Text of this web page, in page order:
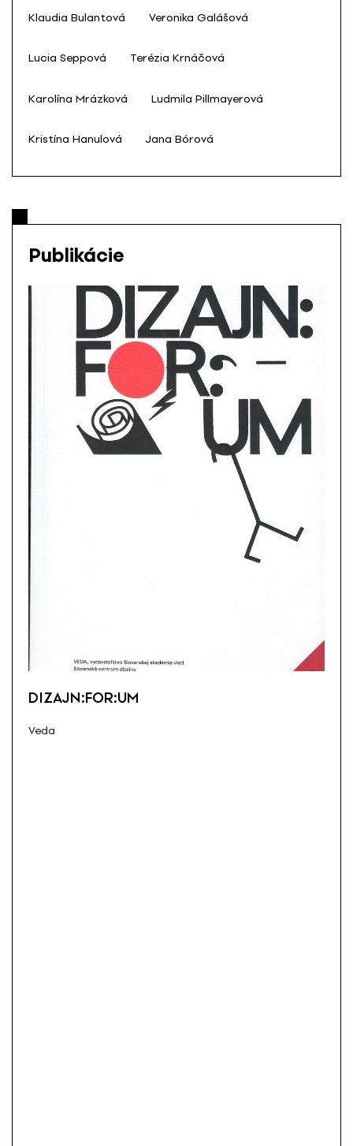
Klaudia Bulantová Veronika Galášová
Lucia Seppová Terézia Krnáčová
Karolína Mrázková Ludmila Pillmayerová
Kristína Hanulová Jana Bórová
Publikácie
DIZAJN:FOR:UM
Veda